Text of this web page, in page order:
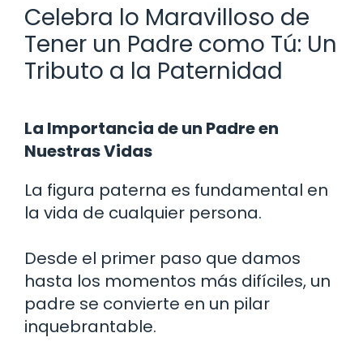
Celebra lo Maravilloso de
Tener un Padre como Tú: Un
Tributo a la Paternidad
La Importancia de un Padre en
Nuestras Vidas
La figura paterna es fundamental en
la vida de cualquier persona.
Desde el primer paso que damos
hasta los momentos más difíciles, un
padre se convierte en un pilar
inquebrantable.